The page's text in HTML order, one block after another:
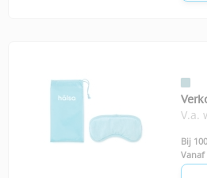
V.a.
Bij
Vanaf